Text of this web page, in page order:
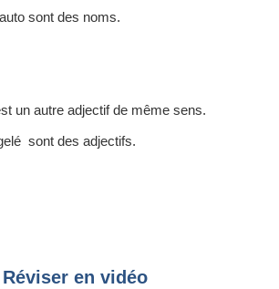
sont des noms.
un autre adjectif de même sens.
sont des adjectifs.
Réviser en vidéo